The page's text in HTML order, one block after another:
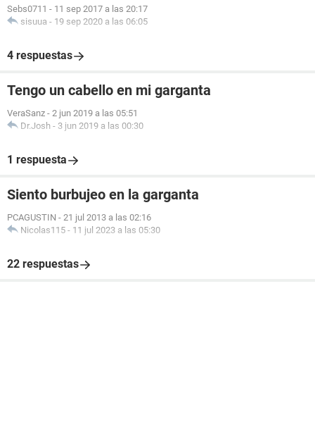
Sebs0711 - 11 sep 2017 a las 20:17
sisuua - 19 sep 2020 a las 06:05
4 respuestas
Tengo un cabello en mi garganta
VeraSanz - 2 jun 2019 a las 05:51
Dr.Josh - 3 jun 2019 a las 00:30
1 respuesta
Siento burbujeo en la garganta
PCAGUSTIN - 21 jul 2013 a las 02:16
Nicolas115 - 11 jul 2023 a las 05:30
22 respuestas